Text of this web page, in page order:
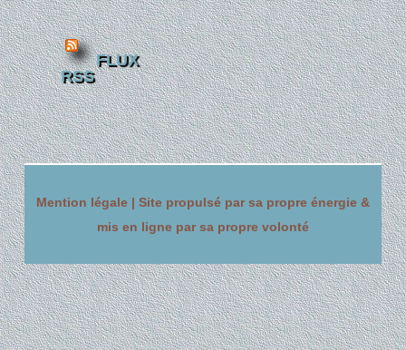
FLUX
RSS
Mention légale | Site propulsé par sa propre énergie &
mis en ligne par sa propre volonté